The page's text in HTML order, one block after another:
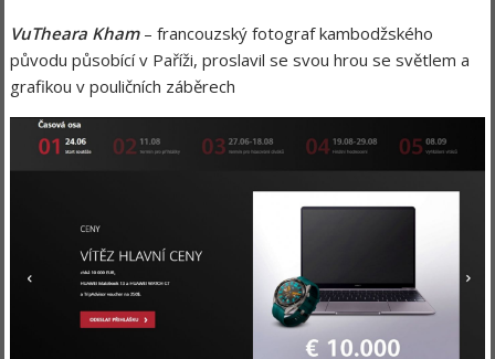
VuTheara Kham – francouzský fotograf kambodžského
původu působící v Paříži, proslavil se svou hrou se světlem a
grafikou v pouličních záběrech